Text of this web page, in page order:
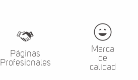
Páginas
Profesionales
Marca
de
calidad